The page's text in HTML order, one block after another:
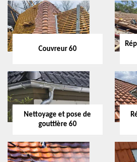
Couvreur 60
Nettoyage et pose de
gouttière 60